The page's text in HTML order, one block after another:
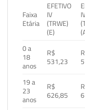
Faixa
Etária
EFETIVO
IV
(TRWE)
(E)
0 a
18
anos
R$
531,23
19 a
23
anos
R$
626,85